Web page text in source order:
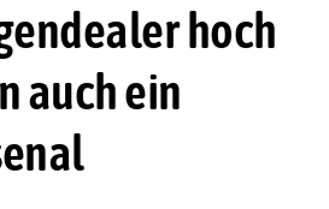
hoch
auch ein